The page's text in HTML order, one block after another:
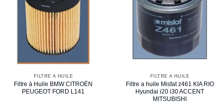
FILTRE À HUILE
Filtre à Huile BMW CITROËN
PEUGEOT FORD L141
FILTRE À HUILE
Filtre a huile Misfat z461 KIA RIO
Hyundai i20 i30 ACCENT
MITSUBISHI